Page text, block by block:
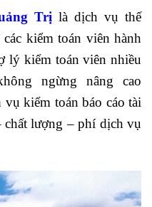
Trị là dịch vụ thế
kiểm toán viên hành
lý kiểm toán viên nhiều
ngừng nâng cao
kiểm toán báo cáo tài
lượng – phí dịch vụ